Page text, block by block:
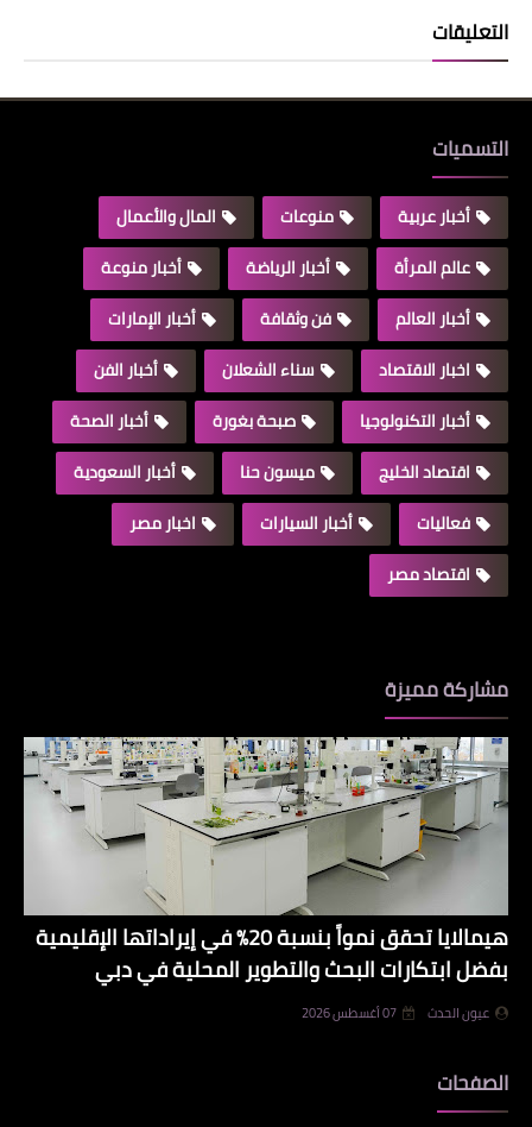
التعليقات
التسميات
أخبار عربية منوعات
المال والأعمال
عالم المرأة
أخبار الرياضة
أخبار منوعة
أخبار العالم
فن وثقافة
أخبار الإمارات
اخبار الاقتصاد
سناء الشعلان
أخبار الفن
أخبار التكنولوجيا
صبحة بغورة
أخبار الصحة
اقتصاد الخليج
ميسون حنا
أخبار السعودية
فعاليات
أخبار السيارات
اخبار مصر
اقتصاد مصر
مشاركة مميزة
هيمالايا تحقق نمواً بنسبة 20% في إيراداتها الإقليمية
بفضل ابتكارات البحث والتطوير المحلية في دبي
عيون الحدث 07 أغسطس 2026
الصفحات